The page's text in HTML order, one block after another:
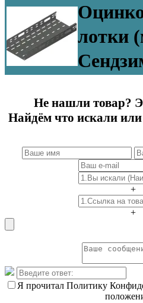
лотки
Не нашли товар?
Найдём что искали
+
+
Я прочитал Политику